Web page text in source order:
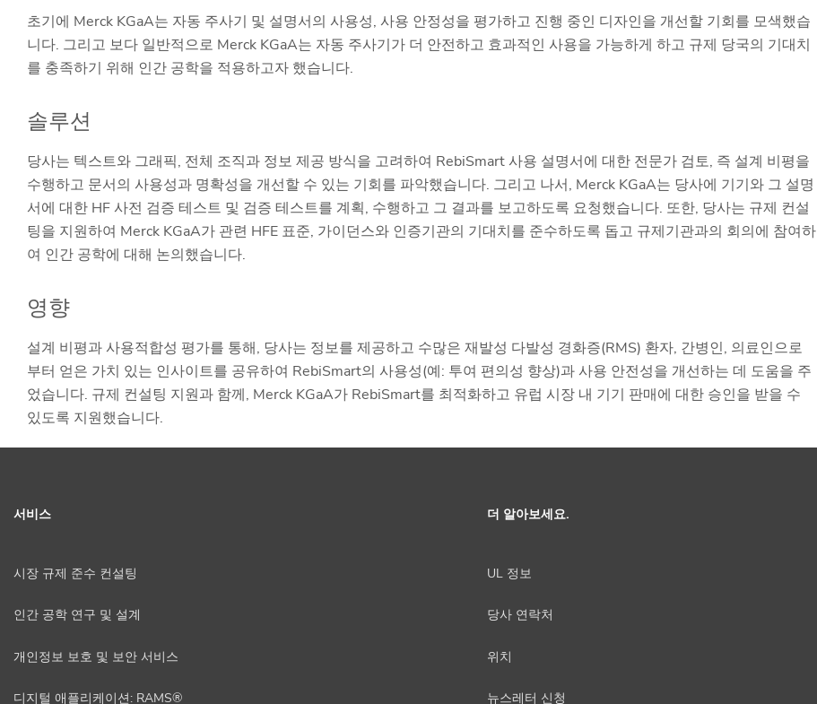
초기에 Merck KGaA는 자동 주사기 및 설명서의 사용성, 사용 안정성을 평가하고 진행 중인 디자인을 개선할 기회를 모색했습
니다. 그리고 보다 일반적으로 Merck KGaA는 자동 주사기가 더 안전하고 효과적인 사용을 가능하게 하고 규제 당국의 기대치
를 충족하기 위해 인간 공학을 적용하고자 했습니다.
솔루션
당사는 텍스트와 그래픽, 전체 조직과 정보 제공 방식을 고려하여 RebiSmart 사용 설명서에 대한 전문가 검토, 즉 설계 비평을
수행하고 문서의 사용성과 명확성을 개선할 수 있는 기회를 파악했습니다. 그리고 나서, Merck KGaA는 당사에 기기와 그 설명
서에 대한 HF 사전 검증 테스트 및 검증 테스트를 계획, 수행하고 그 결과를 보고하도록 요청했습니다. 또한, 당사는 규제 컨설
팅을 지원하여 Merck KGaA가 관련 HFE 표준, 가이던스와 인증기관의 기대치를 준수하도록 돕고 규제기관과의 회의에 참여하
여 인간 공학에 대해 논의했습니다.
영향
설계 비평과 사용적합성 평가를 통해, 당사는 정보를 제공하고 수많은 재발성 다발성 경화증(RMS) 환자, 간병인, 의료인으로
부터 얻은 가치 있는 인사이트를 공유하여 RebiSmart의 사용성(예: 투여 편의성 향상)과 사용 안전성을 개선하는 데 도움을 주
었습니다. 규제 컨설팅 지원과 함께, Merck KGaA가 RebiSmart를 최적화하고 유럽 시장 내 기기 판매에 대한 승인을 받을 수
있도록 지원했습니다.
서비스
시장 규제 준수 컨설팅
인간 공학 연구 및 설계
개인정보 보호 및 보안 서비스
디지털 애플리케이션: RAMS®
더 알아보세요.
UL 정보
당사 연락처
위치
뉴스레터 신청